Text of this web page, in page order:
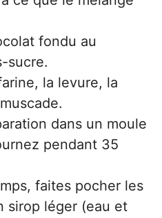
fondu au
sucre.
la levure, la
dans un moule
pendant 35
faites pocher les
sirop léger (eau et